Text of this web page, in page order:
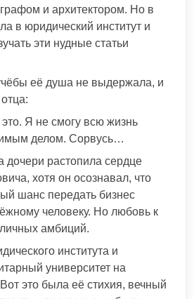
и архитектором. Но в
в юридический институт и
эти нудные статьи
её душа не выдержала, и
Я не смогу всю жизнь
делом. Сорвусь…
дочери растопила сердце
хотя он осознавал, что
шанс передать бизнес
человеку. Но любовь к
амбиций.
института и
университет на
это была её стихия, вечный